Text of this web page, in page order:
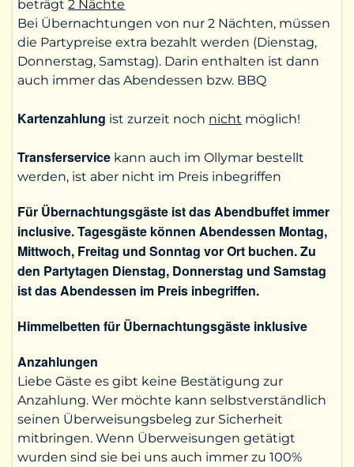
beträgt2 Nächte
Bei Übernachtungen von nur 2 Nächten, müssen
die Partypreise extra bezahlt werden (Dienstag,
Donnerstag, Samstag). Darin enthalten ist dann
auch immer das Abendessen bzw. BBQ
Kartenzahlung ist zurzeit noch nicht möglich!
Transferservice kann auch im Ollymar bestellt
werden, ist aber nicht im Preis inbegriffen
Für Übernachtungsgäste ist das Abendbuffet immer
inclusive. Tagesgäste können Abendessen Montag,
Mittwoch, Freitag und Sonntag vor Ort buchen. Zu
den Partytagen Dienstag, Donnerstag und Samstag
ist das Abendessen im Preis inbegriffen.
Himmelbetten für Übernachtungsgäste inklusive
Anzahlungen
Liebe Gäste es gibt keine Bestätigung zur
Anzahlung. Wer möchte kann selbstverständlich
seinen Überweisungsbeleg zur Sicherheit
mitbringen. Wenn Überweisungen getätigt
wurden sind sie bei uns auch immer zu 100%